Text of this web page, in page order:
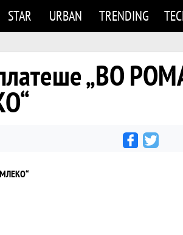
STAR URBAN TRENDING
„ВО